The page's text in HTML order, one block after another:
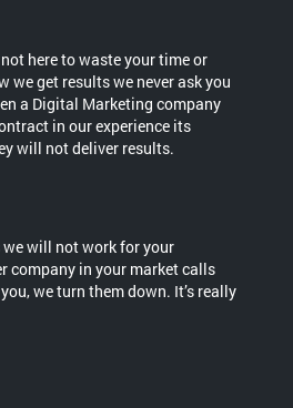
here to waste your time or
we get results we never ask you
a Digital Marketing company
in our experience its
will not deliver results.
will not work for your
company in your market calls
we turn them down. It’s really